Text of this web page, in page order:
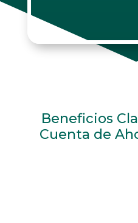
Beneficios
Cuenta de